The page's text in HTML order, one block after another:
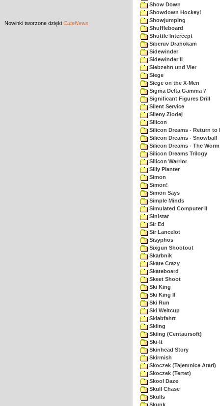
Nowinki tworzone dzięki CuteNews
Show Down
Showdown Hockey!
Showjumping
Shuffleboard
Shuttle Intercept
Siberuv Drahokam
Sidewinder
Sidewinder II
Siebzehn und Vier
Siege
Siege on the X-Men
Sigma Delta Gamma 7
Significant Figures Drill
Silent Service
Sileny Zlodej
Silicon
Silicon Dreams - Return to
Silicon Dreams - Snowball
Silicon Dreams - The
Silicon Dreams Trilogy
Silicon Warrior
Silly Planter
Simon
Simon!
Simon Says
Simple Minds
Simulated Computer II
Sinistar
Sir Ed
Sir Lancelot
Sisyphos
Sixgun Shootout
Skarbnik
Skate Crazy
Skateboard
Skeet Shoot
Ski King
Ski King II
Ski Run
Ski Weltcup
Skiabfahrt
Skiing
Skiing (Centaursoft)
Ski-It
Skinhead Story
Skirmish
Skoczek (Tajemnice Atari)
Skoczek (Tertet)
Skool Daze
Skull Chase
Skulls
Skunk